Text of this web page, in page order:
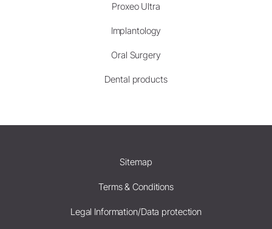
Proxeo Ultra
Implantology
Oral Surgery
Dental products
Sitemap
Terms & Conditions
Legal Information/Data protection